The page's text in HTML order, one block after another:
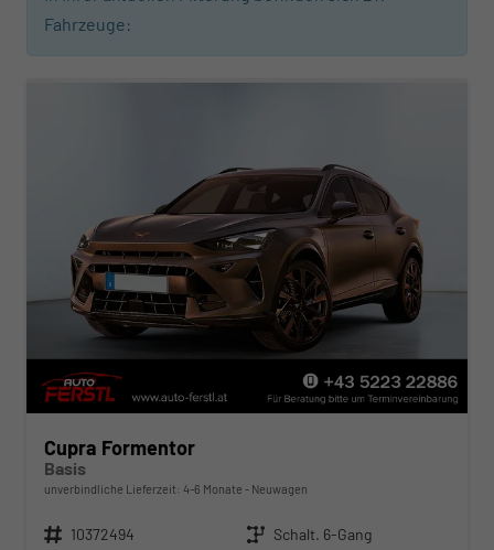
Fahrzeuge:
Cupra Formentor
Basis
unverbindliche Lieferzeit: 4-6 Monate Neuwagen
Fahrzeugnr. 10372494 Getriebe Schalt. 6-Gang